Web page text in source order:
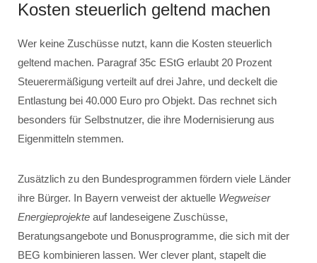
Kosten steuerlich geltend machen
Wer keine Zuschüsse nutzt, kann die Kosten steuerlich
geltend machen. Paragraf 35c EStG erlaubt 20 Prozent
Steuerermäßigung verteilt auf drei Jahre, und deckelt die
Entlastung bei 40.000 Euro pro Objekt. Das rechnet sich
besonders für Selbstnutzer, die ihre Modernisierung aus
Eigenmitteln stemmen.
Zusätzlich zu den Bundesprogrammen fördern viele Länder
ihre Bürger. In Bayern verweist der aktuelle Wegweiser
Energieprojekte auf landeseigene Zuschüsse,
Beratungsangebote und Bonusprogramme, die sich mit der
BEG kombinieren lassen. Wer clever plant, stapelt die